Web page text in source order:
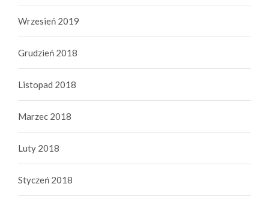
Wrzesień 2019
Grudzień 2018
Listopad 2018
Marzec 2018
Luty 2018
Styczeń 2018